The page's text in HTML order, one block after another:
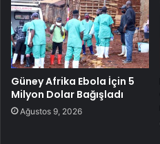
Güney Afrika Ebola İçin 5
Milyon Dolar Bağışladı
Ağustos 9, 2026